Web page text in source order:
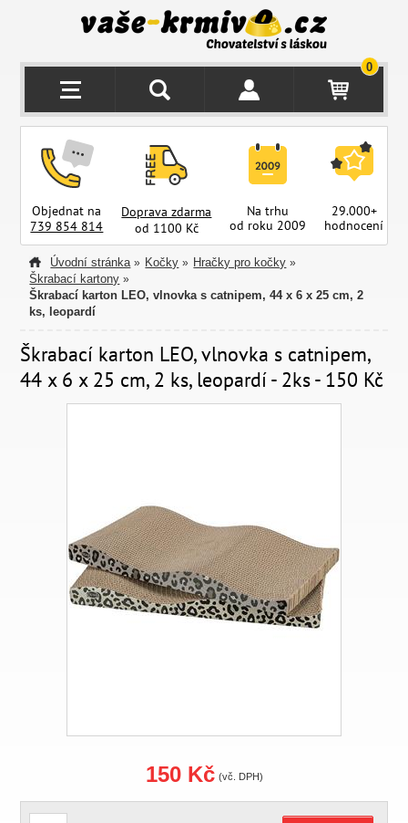
0
Objednat na
739 854 814
Doprava zdarma
od 1100 Kč
Na trhu
od roku 2009
29.000+
hodnocení
Úvodní stránka » Kočky » Hračky pro kočky »
Škrabací kartony »
Škrabací karton LEO, vlnovka s catnipem, 44 x 6 x 25 cm, 2
ks, leopardí
Škrabací karton LEO, vlnovka s catnipem,
44 x 6 x 25 cm, 2 ks, leopardí - 2ks - 150 Kč
150 Kč (vč. DPH)